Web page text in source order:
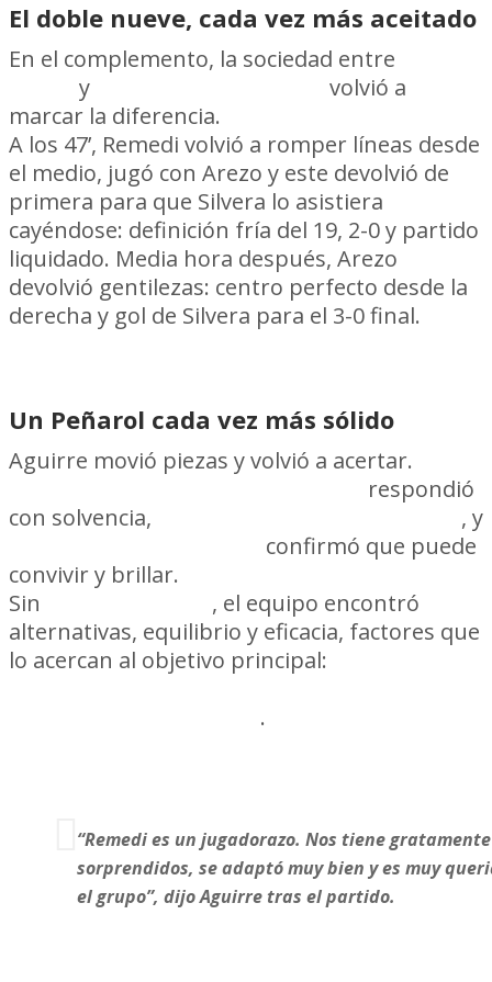
El doble nueve, cada vez más aceitado
En el complemento, la sociedad entre
y
volvió a
marcar la diferencia.
A los 47’, Remedi volvió a romper líneas desde
el medio, jugó con Arezo y este devolvió de
primera para que Silvera lo asistiera
cayéndose: definición fría del 19, 2-0 y partido
liquidado. Media hora después, Arezo
devolvió gentilezas: centro perfecto desde la
derecha y gol de Silvera para el 3-0 final.
Un Peñarol cada vez más sólido
Aguirre movió piezas y volvió a acertar.
respondió
con solvencia,
, y
confirmó que puede
convivir y brillar.
Sin
, el equipo encontró
alternativas, equilibrio y eficacia, factores que
lo acercan al objetivo principal:
.
“Remedi es un jugadorazo. Nos tiene gratamente
sorprendidos, se adaptó muy bien y es muy
el grupo”, dijo Aguirre tras el partido.